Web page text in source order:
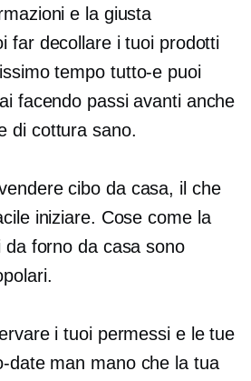
e la giusta
far decollare i tuoi prodotti
tempo tutto-e puoi
facendo passi avanti anche
di cottura sano.
cibo da casa, il che
iniziare. Cose come la
forno da casa sono
i tuoi permessi e le tue
dateman mano che la tua